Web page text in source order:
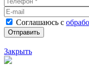
Соглашаюсь с
Закрыть